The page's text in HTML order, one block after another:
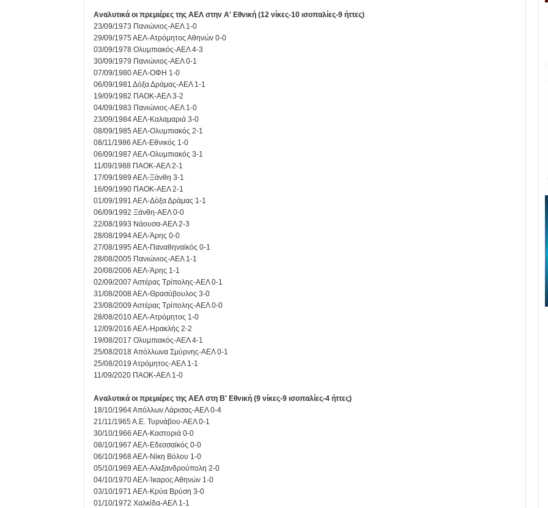
Αναλυτικά οι πρεμιέρες της ΑΕΛ στην Α' Εθνική (12 νίκες-10 ισοπαλίες-9 ήττες)
23/09/1973 Πανιώνιος-ΑΕΛ 1-0
29/09/1975 ΑΕΛ-Ατρόμητος Αθηνών 0-0
03/09/1978 Ολυμπιακός-ΑΕΛ 4-3
30/09/1979 Πανιώνιος-ΑΕΛ 0-1
07/09/1980 ΑΕΛ-ΟΦΗ 1-0
06/09/1981 Δόξα Δράμας-ΑΕΛ 1-1
19/09/1982 ΠΑΟΚ-ΑΕΛ 3-2
04/09/1983 Πανιώνιος-ΑΕΛ 1-0
23/09/1984 ΑΕΛ-Καλαμαριά 3-0
08/09/1985 ΑΕΛ-Ολυμπιακός 2-1
08/11/1986 ΑΕΛ-Εθνικός 1-0
06/09/1987 ΑΕΛ-Ολυμπιακός 3-1
11/09/1988 ΠΑΟΚ-ΑΕΛ 2-1
17/09/1989 ΑΕΛ-Ξάνθη 3-1
16/09/1990 ΠΑΟΚ-ΑΕΛ 2-1
01/09/1991 ΑΕΛ-Δόξα Δράμας 1-1
06/09/1992 Ξάνθη-ΑΕΛ 0-0
22/08/1993 Νάουσα-ΑΕΛ 2-3
28/08/1994 ΑΕΛ-Άρης 0-0
27/08/1995 ΑΕΛ-Παναθηναϊκός 0-1
28/08/2005 Πανιώνιος-ΑΕΛ 1-1
20/08/2006 ΑΕΛ-Άρης 1-1
02/09/2007 Αστέρας Τρίπολης-ΑΕΛ 0-1
31/08/2008 ΑΕΛ-Θρασύβουλος 3-0
23/08/2009 Αστέρας Τρίπολης-ΑΕΛ 0-0
28/08/2010 ΑΕΛ-Ατρόμητος 1-0
12/09/2016 ΑΕΛ-Ηρακλής 2-2
19/08/2017 Ολυμπιακός-ΑΕΛ 4-1
25/08/2018 Απόλλωνα Σμύρνης-ΑΕΛ 0-1
25/08/2019 Ατρόμητος-ΑΕΛ 1-1
11/09/2020 ΠΑΟΚ-ΑΕΛ 1-0
Αναλυτικά οι πρεμιέρες της ΑΕΛ στη Β' Εθνική (9 νίκες-9 ισοπαλίες-4 ήττες)
18/10/1964 Απόλλων Λάρισας-ΑΕΛ 0-4
21/11/1965 Α.Ε. Τυρνάβου-ΑΕΛ 0-1
30/10/1966 ΑΕΛ-Καστοριά 0-0
08/10/1967 ΑΕΛ-Εδεσσαϊκός 0-0
06/10/1968 ΑΕΛ-Νίκη Βόλου 1-0
05/10/1969 ΑΕΛ-Αλεξανδρούπολη 2-0
04/10/1970 ΑΕΛ-Ίκαρος Αθηνών 1-0
03/10/1971 ΑΕΛ-Κρύα Βρύση 3-0
01/10/1972 Χαλκίδα-ΑΕΛ 1-1